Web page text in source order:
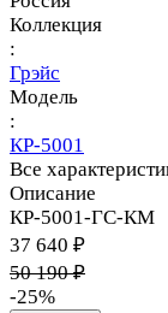
Коллекция
:
Грэйс
Модель
:
КР-5001
Все
Описание
КР-5001-ГС-КМ
37 640 ₽
50 190 ₽
-25%